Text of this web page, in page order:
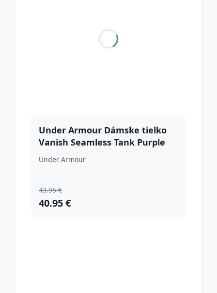
Under Armour Dámske tielko
Vanish Seamless Tank Purple
XSXS
Under Armour
43.95 €
40.95 €